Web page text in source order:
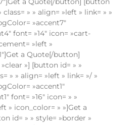
class= » » align= »left » link= » »
»accent7″
font= »14″ icon= »cart-
»left »
a Quote[/button]
»] [button id= » »
» » align= »left » link= »/ »
»accent1″
font= »16″ icon= » »
» icon_color= » »]Get a
id= » » style= »border »